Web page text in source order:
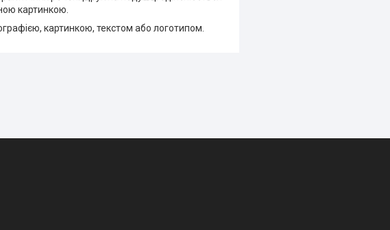
картинкою.
картинкою, текстом або логотипом.